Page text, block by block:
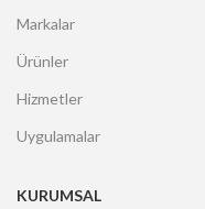
Markalar
Ürünler
Hizmetler
Uygulamalar
KURUMSAL